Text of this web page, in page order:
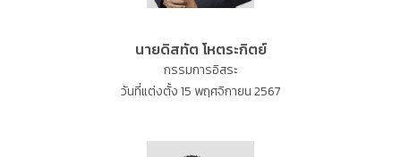
นายดิสทัต โหตระกิตย์
กรรมการอิสระ
วันที่แต่งตั้ง 15 พฤศจิกายน 2567